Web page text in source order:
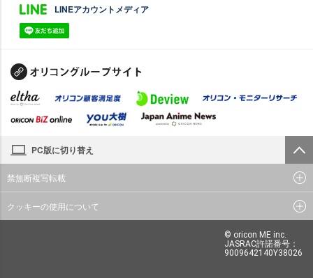
LINEアカウントメディア
PC版に切り替え
禁無断複写転載
クッキーの使用について
© oricon ME inc.
JASRAC許諾番号：
9009642140Y38026